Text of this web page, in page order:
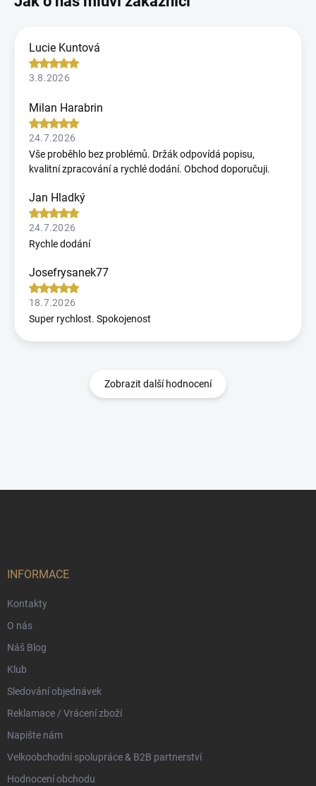
Lucie Kuntová
3.8.2026
Milan Harabrin
24.7.2026
Vše proběhlo bez problémů. Držák odpovídá popisu,
kvalitní zpracování a rychlé dodání. Obchod doporučuji.
Jan Hladký
24.7.2026
Rychle dodání
Josefrysanek77
18.7.2026
Super rychlost. Spokojenost
Zobrazit další hodnocení
INFORMACE
Kontakty
O nás
Náš Blog
Klub
Sledování objednávek
Reklamace / Vrácení zboží
Napište nám
Velkoobchodní spolupráce & B2B partnerství
Hodnocení obchodu